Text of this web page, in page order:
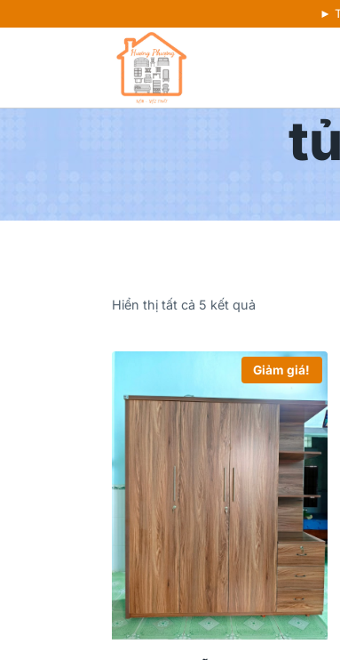
►
Hiển thị tất cả 5 kết quả
Giảm giá!